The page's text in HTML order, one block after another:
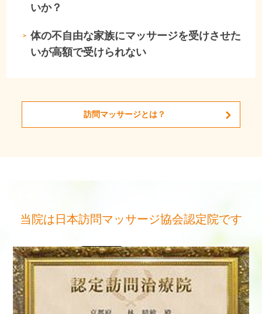
いか？
＞
体の不自由な家族にマッサージを受けさせた
いが高額で受けられない
訪問マッサージとは？
当院は日本訪問マッサージ協会認定院です